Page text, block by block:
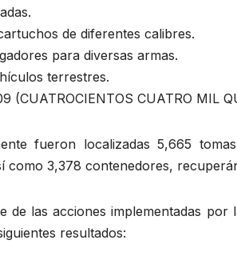
de diferentes calibres.
para diversas armas.
terrestres.
CUATRO MIL
fueron localizadas 5,665
como 3,378 contenedores,
de las acciones implementadas por
resultados: